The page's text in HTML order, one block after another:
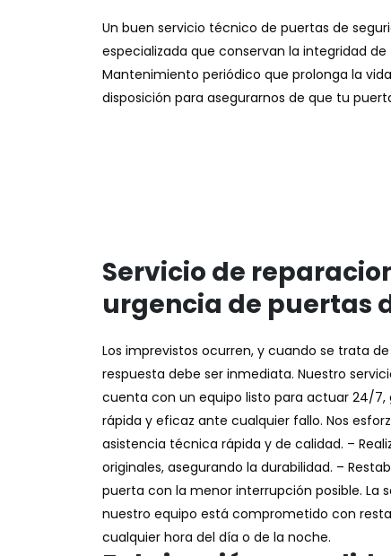
Un buen servicio técnico de puertas de
especializada que conservan la integridad
Mantenimiento periódico que prolonga la
disposición para asegurarnos de que tu
Servicio de
urgencia de puertas
Los imprevistos ocurren, y cuando se trata
respuesta debe ser inmediata. Nuestro
cuenta con un equipo listo para actuar 24/7,
rápida y eficaz ante cualquier fallo. Nos
asistencia técnica rápida y de calidad. –
originales, asegurando la durabilidad. –
puerta con la menor interrupción posible. La
nuestro equipo está comprometido con
cualquier hora del día o de la noche.